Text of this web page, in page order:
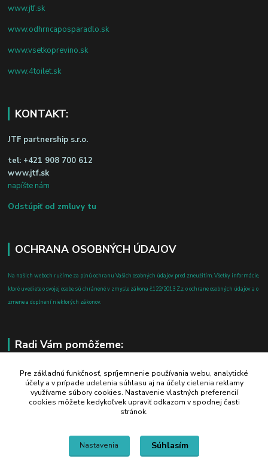
www.jtf.sk
www.odhrncaposparadlo.sk
www.vsetkoprevino.sk
www.4toilet.sk
KONTAKT:
JTF partnership s.r.o.
tel: +421 908 700 612
www.jtf.sk
napíšte nám
Odstúpiť od zmluvy tu
OCHRANA OSOBNÝCH ÚDAJOV
Na našich weboch ručíme za plnú ochranu Vašich osobných údajov pred zneužitím. Všetky informácie,
ktoré uvediete o svojej osobe, sú chránené v zmysle zákona č.122/2013 Z.z. o ochrane osobných údajov a o
zmene a doplnení niektorých zákonov.
Radi Vám pomôžeme:
+421 908 700 612
po-pia: 8.00 - 16.00
business@jtf.sk
Pre základnú funkčnosť, spríjemnenie používania webu, analytické
účely a v prípade udelenia súhlasu aj na účely cielenia reklamy
využívame súbory cookies. Nastavenie vlastných preferencií
cookies môžete kedykoľvek upraviť odkazom v spodnej časti
stránok.
Nastavenia Súhlasím